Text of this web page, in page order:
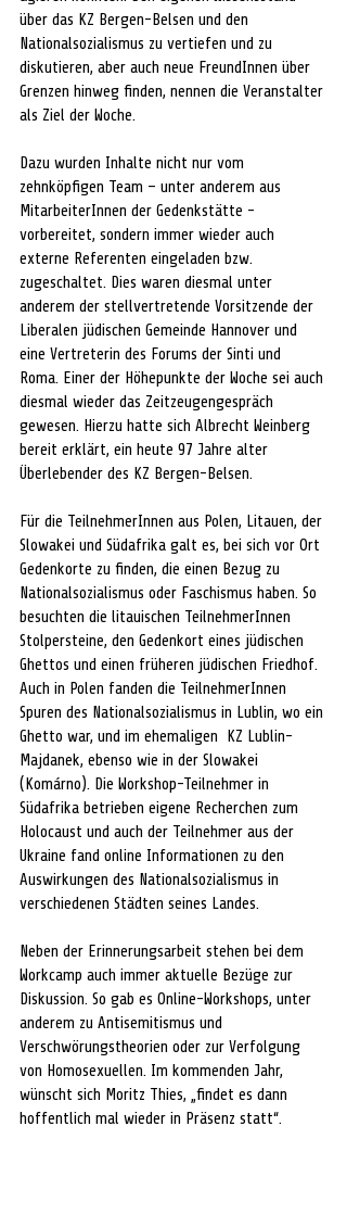
über das KZ Bergen-Belsen und den
Nationalsozialismus zu vertiefen und zu
diskutieren, aber auch neue FreundInnen über
Grenzen hinweg finden, nennen die Veranstalter
als Ziel der Woche.
Dazu wurden Inhalte nicht nur vom
zehnköpfigen Team – unter anderem aus
MitarbeiterInnen der Gedenkstätte -
vorbereitet, sondern immer wieder auch
externe Referenten eingeladen bzw.
zugeschaltet. Dies waren diesmal unter
anderem der stellvertretende Vorsitzende der
Liberalen jüdischen Gemeinde Hannover und
eine Vertreterin des Forums der Sinti und
Roma. Einer der Höhepunkte der Woche sei auch
diesmal wieder das Zeitzeugengespräch
gewesen. Hierzu hatte sich Albrecht Weinberg
bereit erklärt, ein heute 97 Jahre alter
Überlebender des KZ Bergen-Belsen.
Für die TeilnehmerInnen aus Polen, Litauen, der
Slowakei und Südafrika galt es, bei sich vor Ort
Gedenkorte zu finden, die einen Bezug zu
Nationalsozialismus oder Faschismus haben. So
besuchten die litauischen TeilnehmerInnen
Stolpersteine, den Gedenkort eines jüdischen
Ghettos und einen früheren jüdischen Friedhof.
Auch in Polen fanden die TeilnehmerInnen
Spuren des Nationalsozialismus in Lublin, wo ein
Ghetto war, und im ehemaligen  KZ Lublin-
Majdanek, ebenso wie in der Slowakei
(Komárno). Die Workshop-Teilnehmer in
Südafrika betrieben eigene Recherchen zum
Holocaust und auch der Teilnehmer aus der
Ukraine fand online Informationen zu den
Auswirkungen des Nationalsozialismus in
verschiedenen Städten seines Landes.
Neben der Erinnerungsarbeit stehen bei dem
Workcamp auch immer aktuelle Bezüge zur
Diskussion. So gab es Online-Workshops, unter
anderem zu Antisemitismus und
Verschwörungstheorien oder zur Verfolgung
von Homosexuellen. Im kommenden Jahr,
wünscht sich Moritz Thies, „findet es dann
hoffentlich mal wieder in Präsenz statt“.